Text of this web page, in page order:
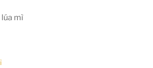
lúa mì